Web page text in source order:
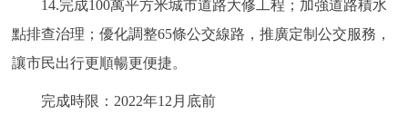
14.完成100萬平方米城市道路大修工程；加強道路積水
點排查治理；優化調整65條公交線路，推廣定制公交服務，
讓市民出行更順暢更便捷。
完成時限：2022年12月底前